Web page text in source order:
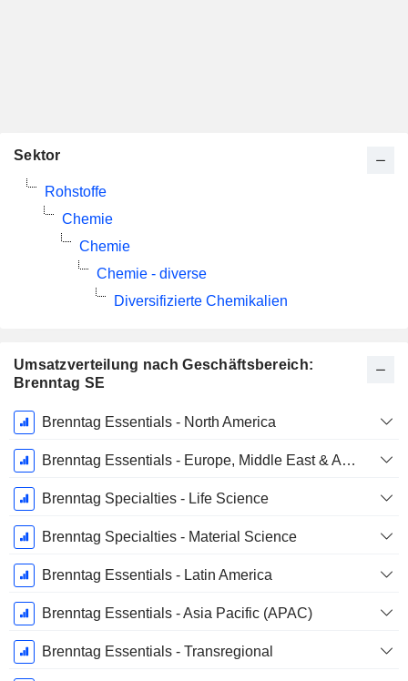
Umsatzverteilung nach Geschäftsbereich:
Brenntag SE
Ende d.
Geschäftsjahres:
Dezember
Brenntag Essentials - North America
Brenntag Essentials - Europe, Middle East & Africa (EMEA)
Brenntag Specialties - Life Science
Brenntag Specialties - Material Science
Brenntag Essentials - Latin America
Brenntag Essentials - Asia Pacific (APAC)
Brenntag Essentials - Transregional
Sektor
Rohstoffe
Chemie
Chemie
Chemie - diverse
Diversifizierte Chemikalien